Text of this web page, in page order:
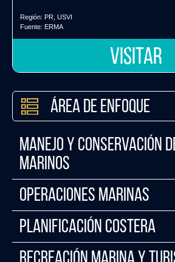
Región: PR USVI
Fuente: ERMA
VISITAR
Área de Enfoque
Manejo y Conservación
Marinos
Operaciones Marinas
Planificación Costera